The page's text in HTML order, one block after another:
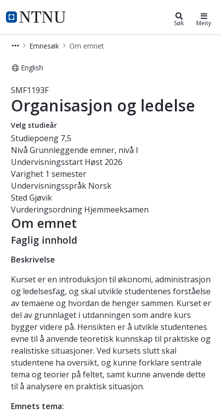
NTNU Hjemmeside
Studier Søk Meny
Emnesøk Om emnet
English
Emne - Organisasjon og ledelse -
SMF1193F
Organisasjon og ledelse
Velg studieår
Studiepoeng 7,5
Nivå Grunnleggende emner, nivå I
Undervisningsstart Høst 2026
Varighet 1 semester
Undervisningsspråk Norsk
Sted Gjøvik
Vurderingsordning Hjemmeeksamen
Om emnet
Faglig innhold
Beskrivelse
Kurset er en introduksjon til økonomi, administrasjon
og ledelsesfag, og skal utvikle studentenes forståelse
av temaene og hvordan de henger sammen. Kurset er
del av grunnlaget i utdanningen som andre kurs
bygger videre på. Hensikten er å utvikle studentenes
evne til å anvende teoretisk kunnskap til praktiske og
realistiske situasjoner. Ved kursets slutt skal
studentene ha oversikt, og kunne forklare sentrale
tema og teorier på feltet, samt kunne anvende dette
til å analysere en praktisk situasjon.
Emnets tema: